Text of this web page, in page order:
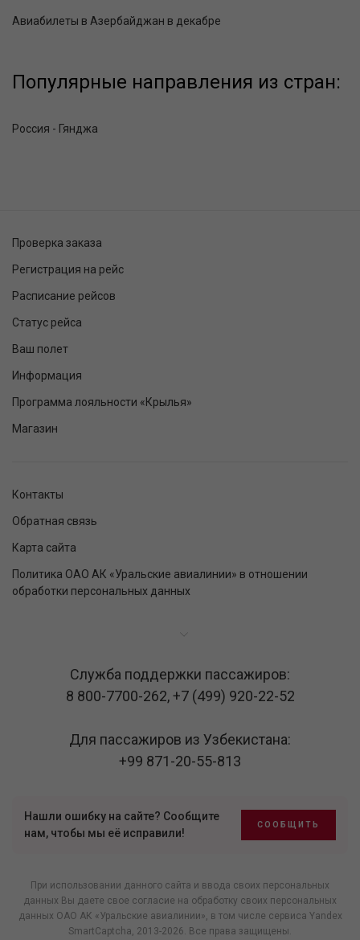
Авиабилеты в Азербайджан в декабре
Популярные направления из стран:
Россия - Гянджа
Проверка заказа
Регистрация на рейс
Расписание рейсов
Статус рейса
Ваш полет
Информация
Программа лояльности «Крылья»
Магазин
Контакты
Обратная связь
Карта сайта
Политика ОАО АК «Уральские авиалинии» в отношении
обработки персональных данных
Служба поддержки пассажиров:
8 800-7700-262,+7 (499) 920-22-52
Для пассажиров из Узбекистана:
+99 871-20-55-813
Нашли ошибку на сайте? Сообщите
нам, чтобы мы её исправили!
СООБЩИТЬ
При использовании данного сайта и ввода своих персональных
данных Вы даете свое согласие на обработку своих персональных
данных ОАО АК «Уральские авиалинии», в том числе сервиса Yandex
SmartCaptcha, 2013-2026. Все права защищены.